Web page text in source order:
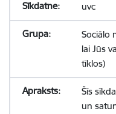
uvc
Sociālo
lai Jūs
tīklos)
Šīs
un